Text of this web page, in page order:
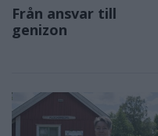
Från ansvar till
genizon